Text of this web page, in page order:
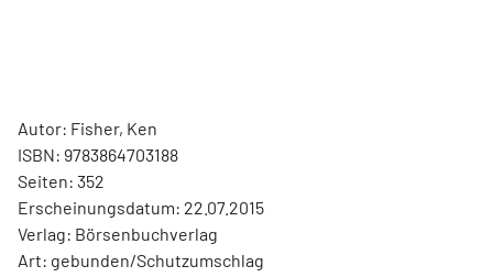
Autor: Fisher, Ken
ISBN: 9783864703188
Seiten: 352
Erscheinungsdatum: 22.07.2015
Verlag: Börsenbuchverlag
Art: gebunden/Schutzumschlag